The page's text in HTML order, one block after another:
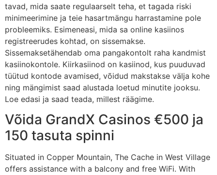
tavad, mida saate regulaarselt teha, et tagada riski
minimeerimine ja teie hasartmängu harrastamine pole
probleemiks. Esimeneasi, mida sa online kasiinos
registreerudes kohtad, on sissemakse.
Sissemaksetähendab oma pangakontolt raha kandmist
kasiinokontole. Kiirkasiinod on kasiinod, kus puuduvad
tüütud kontode avamised, võidud makstakse välja kohe
ning mängimist saad alustada loetud minutite jooksu.
Loe edasi ja saad teada, millest räägime.
Võida GrandX Casinos €500 ja
150 tasuta spinni
Situated in Copper Mountain, The Cache in West Village
offers assistance with a balcony and free WiFi. With